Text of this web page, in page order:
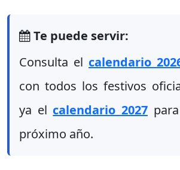
Te puede servir:
Consulta el calendario
con todos los festivos
ya el calendario 2027
próximo año.